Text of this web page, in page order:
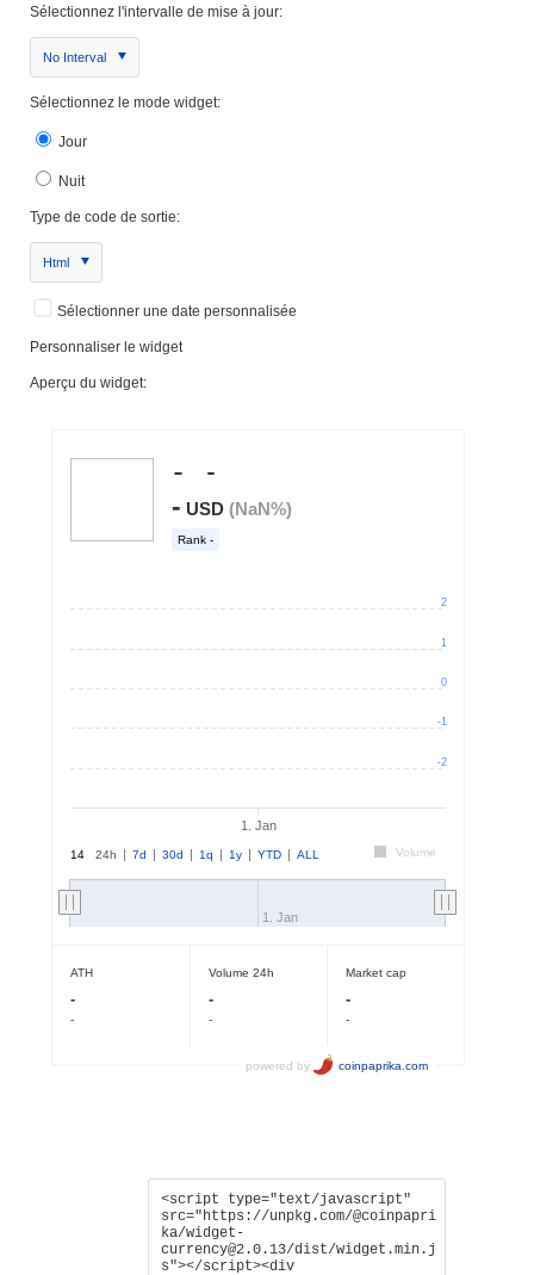
Sélectionnez l'intervalle de mise à jour:
No Interval
Sélectionnez le mode widget:
Jour
Nuit
Type de code de sortie:
Html
Sélectionner une date personnalisée
Personnaliser le widget
Aperçu du widget: